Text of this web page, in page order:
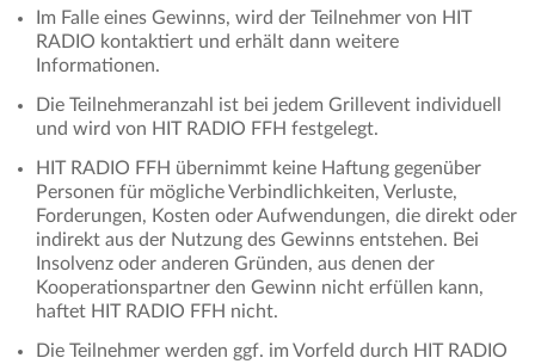
Im Falle eines Gewinns, wird der Teilnehmer von HIT
RADIO kontaktiert und erhält dann weitere
Informationen.
Die Teilnehmeranzahl ist bei jedem Grillevent individuell
und wird von HIT RADIO FFH festgelegt.
HIT RADIO FFH übernimmt keine Haftung gegenüber
Personen für mögliche Verbindlichkeiten, Verluste,
Forderungen, Kosten oder Aufwendungen, die direkt oder
indirekt aus der Nutzung des Gewinns entstehen. Bei
Insolvenz oder anderen Gründen, aus denen der
Kooperationspartner den Gewinn nicht erfüllen kann,
haftet HIT RADIO FFH nicht.
Die Teilnehmer werden ggf. im Vorfeld durch HIT RADIO